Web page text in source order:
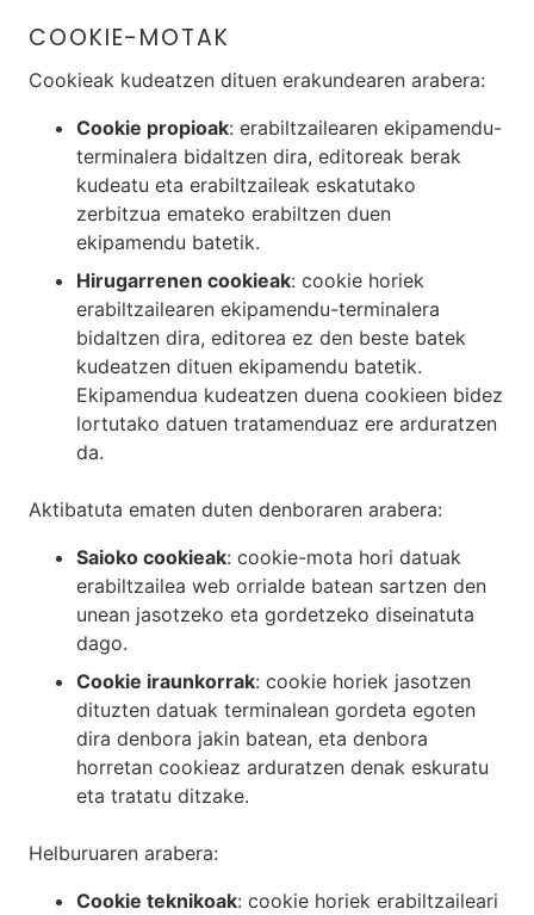
COOKIE-MOTAK
Cookieak kudeatzen dituen erakundearen arabera:
Cookie propioak: erabiltzailearen ekipamendu-
terminalera bidaltzen dira, editoreak berak
kudeatu eta erabiltzaileak eskatutako
zerbitzua emateko erabiltzen duen
ekipamendu batetik.
Hirugarrenen cookieak: cookie horiek
erabiltzailearen ekipamendu-terminalera
bidaltzen dira, editorea ez den beste batek
kudeatzen dituen ekipamendu batetik.
Ekipamendua kudeatzen duena cookieen bidez
lortutako datuen tratamenduaz ere arduratzen
da.
Aktibatuta ematen duten denboraren arabera:
Saioko cookieak: cookie-mota hori datuak
erabiltzailea web orrialde batean sartzen den
unean jasotzeko eta gordetzeko diseinatuta
dago.
Cookie iraunkorrak: cookie horiek jasotzen
dituzten datuak terminalean gordeta egoten
dira denbora jakin batean, eta denbora
horretan cookieaz arduratzen denak eskuratu
eta tratatu ditzake.
Helburuaren arabera:
Cookie teknikoak: cookie horiek erabiltzaileari